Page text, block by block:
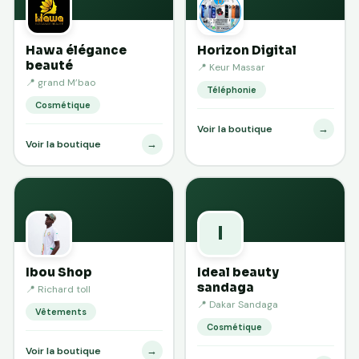
Hawa élégance
beauté
📍 grand M’bao
Cosmétique
Voir la boutique →
Horizon Digital
📍 Keur Massar
Téléphonie
Voir la boutique →
Ibou Shop
📍 Richard toll
Vêtements
Voir la boutique →
Ideal beauty
sandaga
📍 Dakar Sandaga
Cosmétique